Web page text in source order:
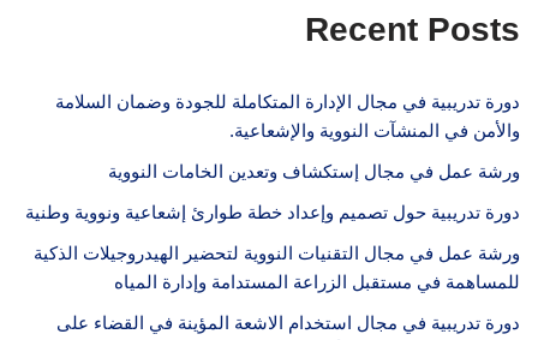
Recent Posts
دورة تدريبية في مجال الإدارة المتكاملة للجودة وضمان السلامة
والأمن في المنشآت النووية والإشعاعية.
ورشة عمل في مجال إستكشاف وتعدين الخامات النووية
دورة تدريبية حول تصميم وإعداد خطة طوارئ إشعاعية ونووية وطنية
ورشة عمل في مجال التقنيات النووية لتحضير الهيدروجيلات الذكية
للمساهمة في مستقبل الزراعة المستدامة وإدارة المياه
دورة تدريبية في مجال استخدام الاشعة المؤينة في القضاء على